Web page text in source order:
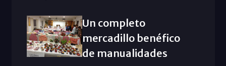
Un completo
mercadillo benéfico
de manualidades